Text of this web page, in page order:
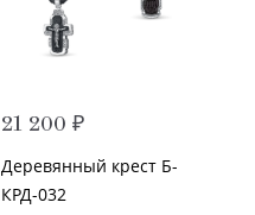
21 200 ₽
Деревянный крест Б-
КРД-032